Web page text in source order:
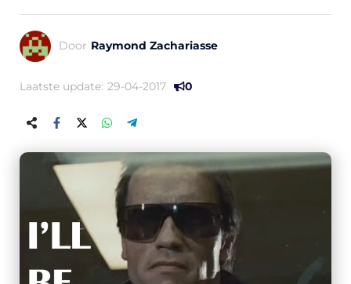
Door Raymond Zachariasse
Laatste update: 29-04-2017 0